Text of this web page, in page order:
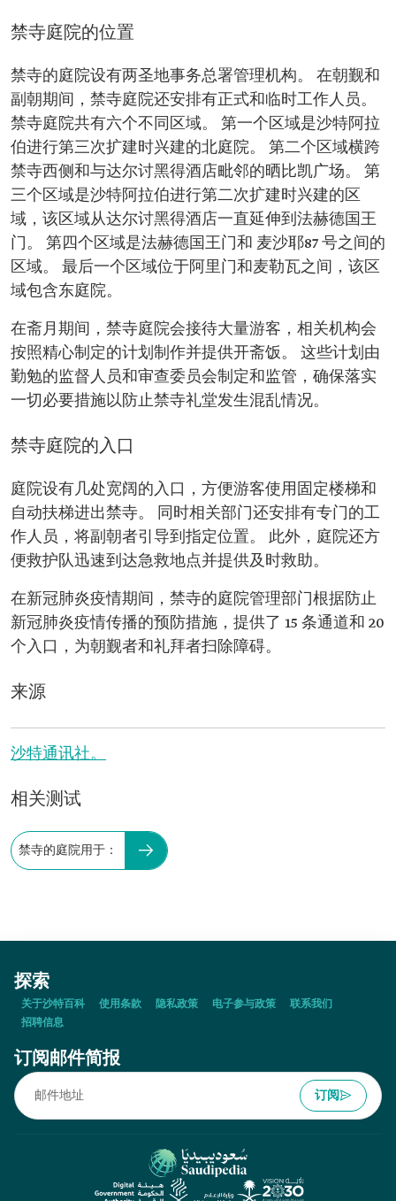
禁寺庭院的位置
禁寺的庭院设有两圣地事务总署管理机构。 在朝觐和
副朝期间，禁寺庭院还安排有正式和临时工作人员。
禁寺庭院共有六个不同区域。 第一个区域是沙特阿拉
伯进行第三次扩建时兴建的北庭院。 第二个区域横跨
禁寺西侧和与达尔讨黑得酒店毗邻的晒比凯广场。 第
三个区域是沙特阿拉伯进行第二次扩建时兴建的区
域，该区域从达尔讨黑得酒店一直延伸到法赫德国王
门。 第四个区域是法赫德国王门和 麦沙耶87 号之间的
区域。 最后一个区域位于阿里门和麦勒瓦之间，该区
域包含东庭院。
在斋月期间，禁寺庭院会接待大量游客，相关机构会
按照精心制定的计划制作并提供开斋饭。 这些计划由
勤勉的监督人员和审查委员会制定和监管，确保落实
一切必要措施以防止禁寺礼堂发生混乱情况。
禁寺庭院的入口
庭院设有几处宽阔的入口，方便游客使用固定楼梯和
自动扶梯进出禁寺。 同时相关部门还安排有专门的工
作人员，将副朝者引导到指定位置。 此外，庭院还方
便救护队迅速到达急救地点并提供及时救助。
在新冠肺炎疫情期间，禁寺的庭院管理部门根据防止
新冠肺炎疫情传播的预防措施，提供了 15 条通道和 20
个入口，为朝觐者和礼拜者扫除障碍。
来源
沙特通讯社。
相关测试
禁寺的庭院用于：
探索
关于沙特百科 使用条款 隐私政策 电子参与政策
联系我们
招聘信息
订阅邮件简报
订阅